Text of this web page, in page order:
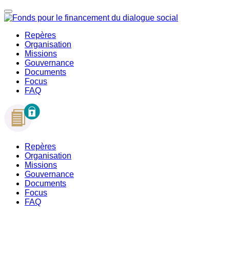
Repères
Organisation
Missions
Gouvernance
Documents
Focus
FAQ
Repères
Organisation
Missions
Gouvernance
Documents
Focus
FAQ